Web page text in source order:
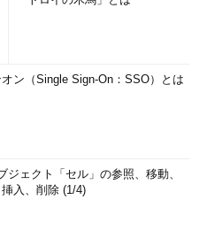
ン（Single Sign-On：SSO）とは
ジェクト「セル」の参照、移動、
入、削除 (1/4)